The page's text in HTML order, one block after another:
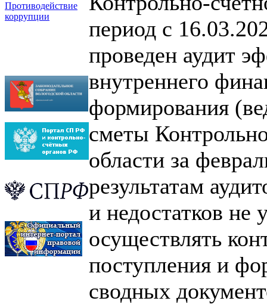
Противодействие
коррупции
период с
проведен аудит
внутреннего
формирования
сметы
области за
результатам
и недостатков не
осуществлять
поступления и
сводных